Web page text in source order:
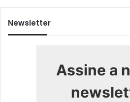
Newsletter
Assine a